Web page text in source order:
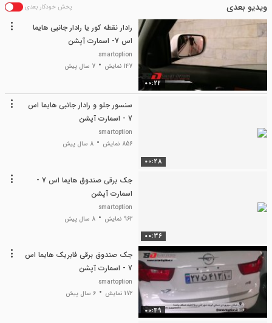
ویدیو بعدی پخش خودکار بعدی
00:22
رادار نقطه کور یا رادار جانبی هایما
اس 7- اسمارت آپشن
smartoption
147 نمایش
7 سال پیش
00:28
سنسور جلو و رادار جانبی هایما اس
7 - اسمارت آپشن
smartoption
856 نمایش
8 سال پیش
00:36
جک برقی صندوق هایما اس 7 -
اسمارت آپشن
smartoption
962 نمایش
8 سال پیش
00:49
جک صندوق برقی فابریک هایما اس
7 - اسمارت آپشن
smartoption
172 نمایش
6 سال پیش